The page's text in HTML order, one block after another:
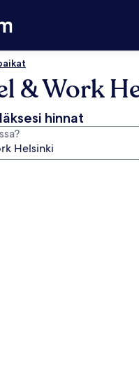
& Work
hinnat